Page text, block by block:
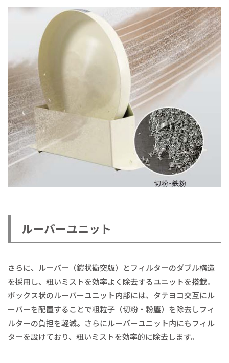
ルーバーユニット
さらに、ルーバー（鎧状衝突版）とフィルターのダブル構造
を採用し、粗いミストを効率よく除去するユニットを搭載。
ボックス状のルーバーユニット内部には、タテヨコ交互にル
ーバーを配置することで粗粒子（切粉・粉塵）を除去しフィ
ルターの負担を軽減。さらにルーバーユニット内にもフィル
ターを設けており、粗いミストを効率的に除去します。